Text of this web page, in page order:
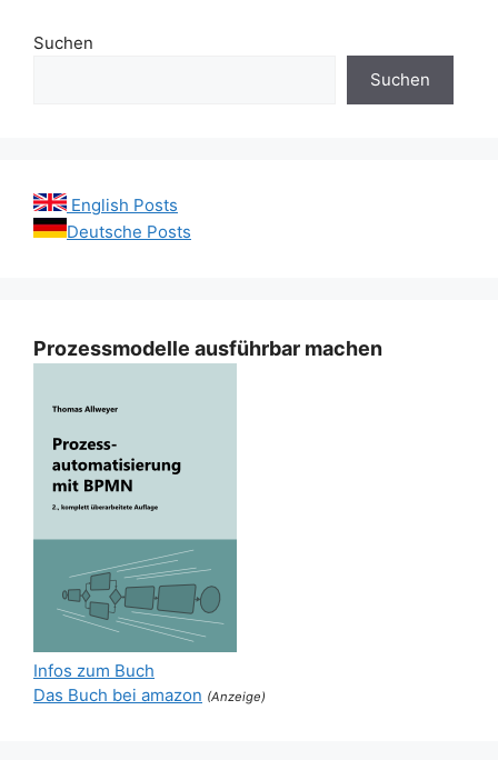
Suchen
Suchen
English Posts
Deutsche Posts
Prozessmodelle ausführbar machen
Infos zum Buch
Das Buch bei amazon (Anzeige)